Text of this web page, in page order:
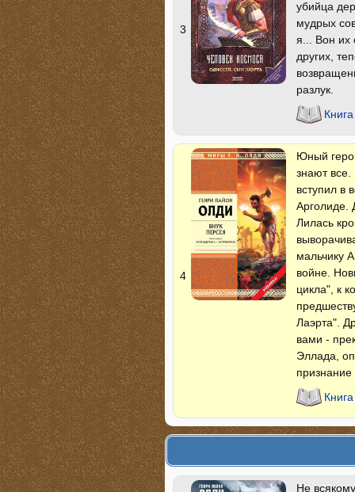
3
убийца
мудрых
я... Вон их
других,
разлук.
4
Юный
знают все.
вступил в
Арголиде.
Лилась
мальчику
войне.
цикла", к
Лаэрта".
вами -
Эллада,
признание
Не